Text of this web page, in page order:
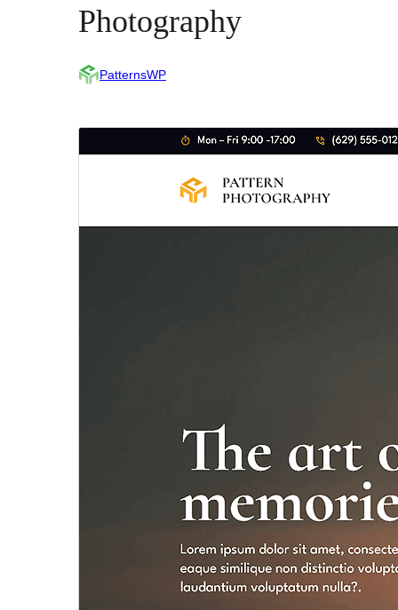
Photography
PatternsWP